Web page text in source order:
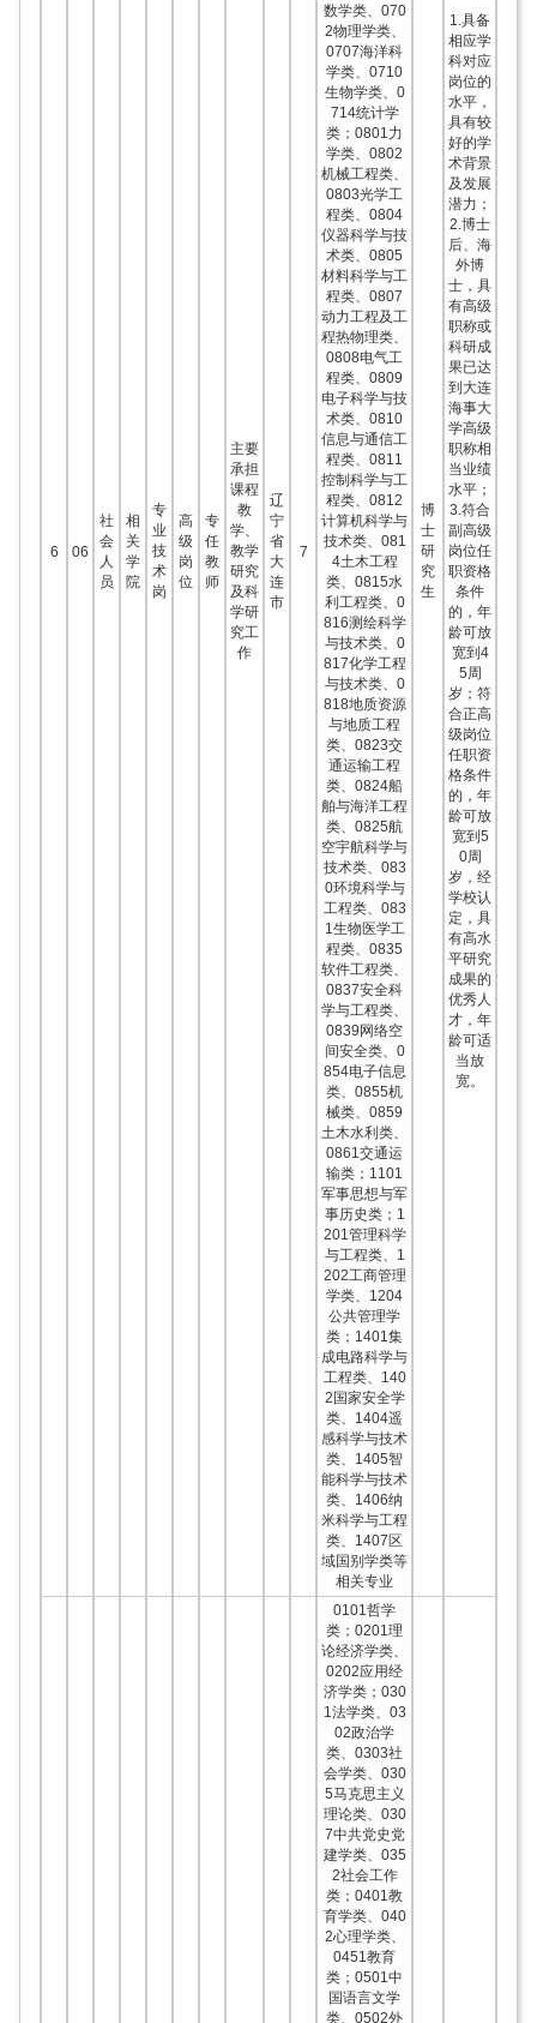
6 06
社
会
人
员
相
关
学
院
专
业
技
术
岗
高
级
岗
位
专
任
教
师
主要
承担
课程
教
学、
教学
研究
及科
学研
究工
作
辽
宁
省
大
连
市
7
数学类、070
2物理学类、
0707海洋科
学类、0710
生物学类、0
714统计学
类；0801力
学类、0802
机械工程类、
0803光学工
程类、0804
仪器科学与技
术类、0805
材料科学与工
程类、0807
动力工程及工
程热物理类、
0808电气工
程类、0809
电子科学与技
术类、0810
信息与通信工
程类、0811
控制科学与工
程类、0812
计算机科学与
技术类、081
4土木工程
类、0815水
利工程类、0
816测绘科学
与技术类、0
817化学工程
与技术类、0
818地质资源
与地质工程
类、0823交
通运输工程
类、0824船
舶与海洋工程
类、0825航
空宇航科学与
技术类、083
0环境科学与
工程类、083
1生物医学工
程类、0835
软件工程类、
0837安全科
学与工程类、
0839网络空
间安全类、0
854电子信息
类、0855机
械类、0859
土木水利类、
0861交通运
输类；1101
军事思想与军
事历史类；1
201管理科学
与工程类、1
202工商管理
学类、1204
公共管理学
类；1401集
成电路科学与
工程类、140
2国家安全学
类、1404遥
感科学与技术
类、1405智
能科学与技术
类、1406纳
米科学与工程
类、1407区
域国别学类等
相关专业
博
士
研
究
生
1.具备
相应学
科对应
岗位的
水平，
具有较
好的学
术背景
及发展
潜力；
2.博士
后、海
外博
士，具
有高级
职称或
科研成
果已达
到大连
海事大
学高级
职称相
当业绩
水平；
3.符合
副高级
岗位任
职资格
条件
的，年
龄可放
宽到4
5周
岁；符
合正高
级岗位
任职资
格条件
的，年
龄可放
宽到5
0周
岁，经
学校认
定，具
有高水
平研究
成果的
优秀人
才，年
龄可适
当放
宽。
0101哲学
类；0201理
论经济学类、
0202应用经
济学类；030
1法学类、03
02政治学
类、0303社
会学类、030
5马克思主义
理论类、030
7中共党史党
建学类、035
2社会工作
类；0401教
育学类、040
2心理学类、
0451教育
类；0501中
国语言文学
类、0502外